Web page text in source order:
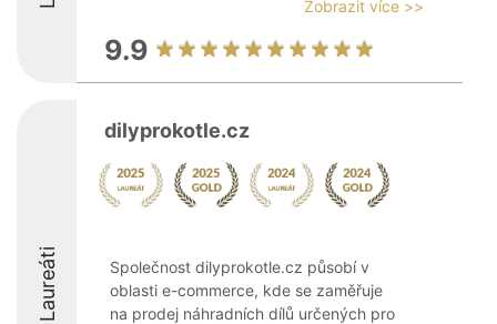
Zobrazit více >>
9.9
Laureáti
dilyprokotle.cz
Společnost dilyprokotle.cz působí v
oblasti e-commerce, kde se zaměřuje
na prodej náhradních dílů určených pro